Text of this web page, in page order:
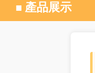
■ 產品展示